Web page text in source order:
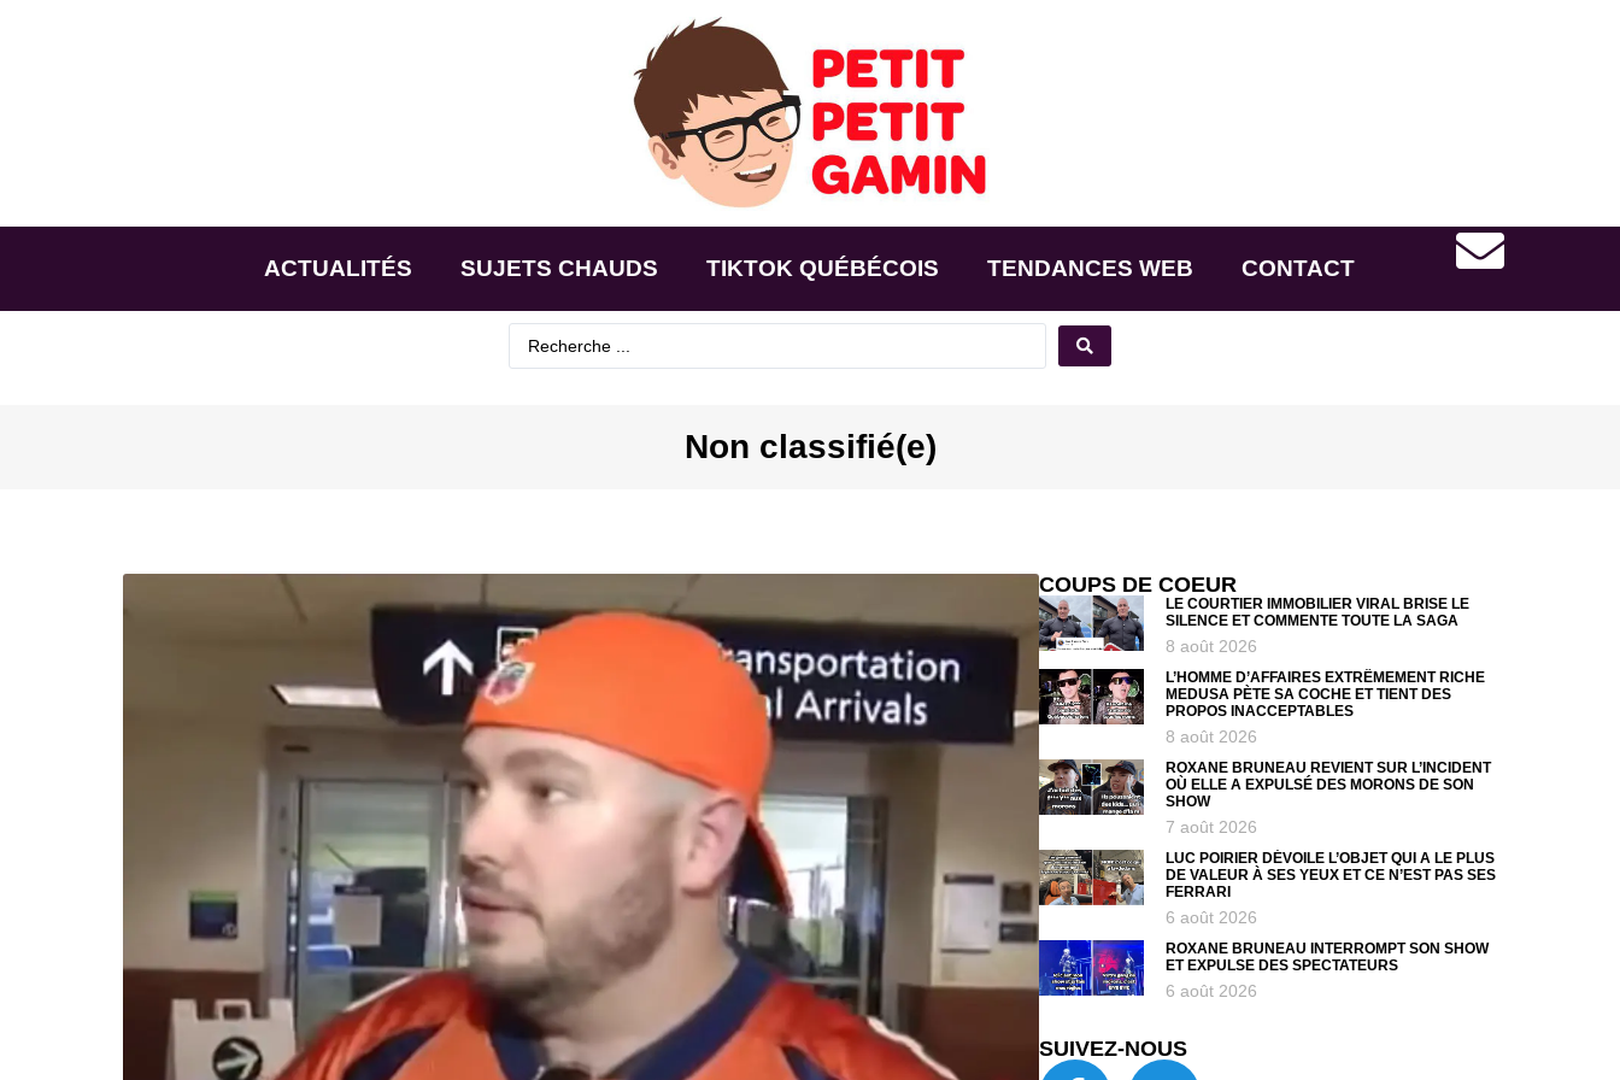
ACTUALITÉS SUJETS CHAUDS TIKTOK QUÉBÉCOIS TENDANCES WEB CONTACT
Non classifié(e)
COUPS DE COEUR
LE COURTIER IMMOBILIER VIRAL BRISE LE
SILENCE ET COMMENTE TOUTE LA SAGA
8 août 2026
L’HOMME D’AFFAIRES EXTRÊMEMENT RICHE
MEDUSA PÈTE SA COCHE ET TIENT DES
PROPOS INACCEPTABLES
8 août 2026
ROXANE BRUNEAU REVIENT SUR L’INCIDENT
OÙ ELLE A EXPULSÉ DES MORONS DE SON
SHOW
7 août 2026
LUC POIRIER DÉVOILE L’OBJET QUI A LE PLUS
DE VALEUR À SES YEUX ET CE N’EST PAS SES
FERRARI
6 août 2026
ROXANE BRUNEAU INTERROMPT SON SHOW
ET EXPULSE DES SPECTATEURS
6 août 2026
SUIVEZ-NOUS